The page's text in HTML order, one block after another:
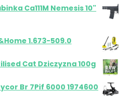
Ca111M Nemesis 10"
1.673-509.0
Cat Dziczyzna 100g
Br 7Pif 6000 1974600